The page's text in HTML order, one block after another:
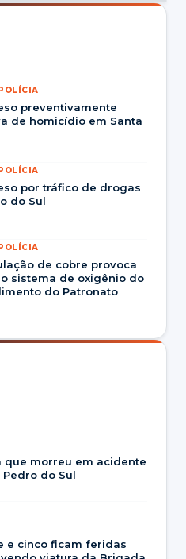
preventivamente
de homicídio em Santa
por tráfico de drogas
do Sul
de cobre provoca
sistema de oxigênio do
do Patronato
que morreu em acidente
Pedro do Sul
e cinco ficam feridas